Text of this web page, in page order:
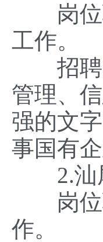
岗位职
工作。
招聘条
管理、
强的文
事国有
2.汕尾
岗位职
作。